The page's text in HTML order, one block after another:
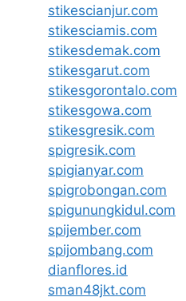
stikescianjur.com
stikesciamis.com
stikesdemak.com
stikesgarut.com
stikesgorontalo.com
stikesgowa.com
stikesgresik.com
spigresik.com
spigianyar.com
spigrobongan.com
spigunungkidul.com
spijember.com
spijombang.com
dianflores.id
sman48jkt.com